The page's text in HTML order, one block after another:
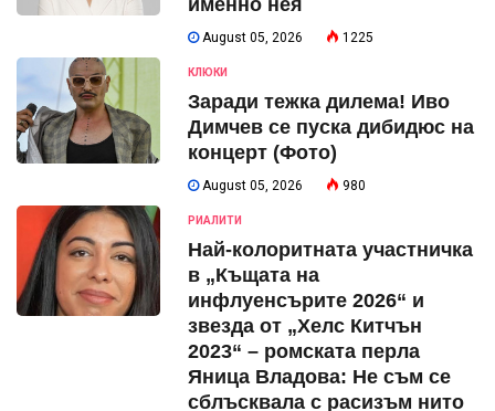
именно нея
August 05, 2026 1225
КЛЮКИ
Заради тежка дилема! Иво
Димчев се пуска дибидюс на
концерт (Фото)
August 05, 2026 980
РИАЛИТИ
Най-колоритната участничка
в „Къщата на
инфлуенсърите 2026“ и
звезда от „Хелс Китчън
2023“ – ромската перла
Яница Владова: Не съм се
сблъсквала с расизъм нито